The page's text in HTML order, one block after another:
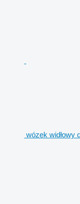
wózek widłowy